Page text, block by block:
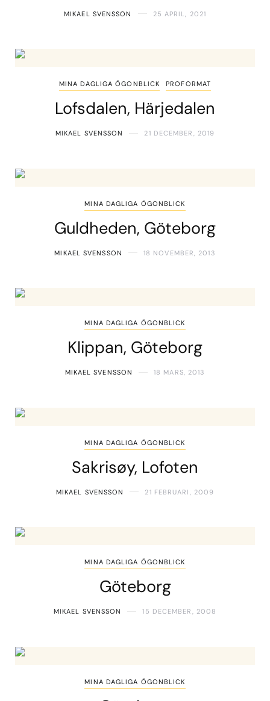
MIKAEL SVENSSON 25 APRIL, 2021
MINA DAGLIGA ÖGONBLICK PROFORMAT
Lofsdalen, Härjedalen
MIKAEL SVENSSON 21 DECEMBER, 2019
MINA DAGLIGA ÖGONBLICK
Guldheden, Göteborg
MIKAEL SVENSSON 18 NOVEMBER, 2013
MINA DAGLIGA ÖGONBLICK
Klippan, Göteborg
MIKAEL SVENSSON 18 MARS, 2013
MINA DAGLIGA ÖGONBLICK
Sakrisøy, Lofoten
MIKAEL SVENSSON 21 FEBRUARI, 2009
MINA DAGLIGA ÖGONBLICK
Göteborg
MIKAEL SVENSSON 15 DECEMBER, 2008
MINA DAGLIGA ÖGONBLICK